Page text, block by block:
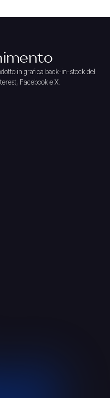
in grafica back-in-stock del
Facebook e X.